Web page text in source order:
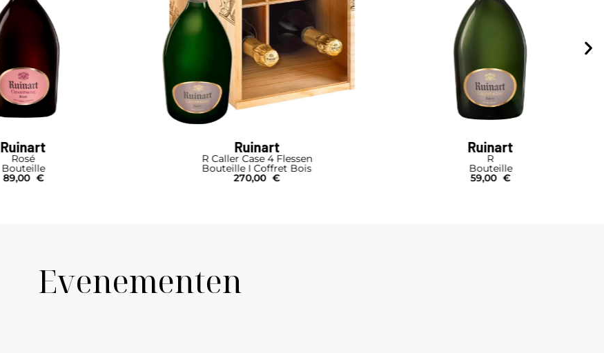
Ruinart
Rosé
Bouteille
89,00 €
Ruinart
R Caller Case 4 Flessen
Bouteille I Coffret Bois
270,00 €
Ruinart
R
Bouteille
59,00 €
Evenementen